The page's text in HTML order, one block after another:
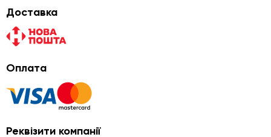
Доставка
Оплата
Реквізити компанії